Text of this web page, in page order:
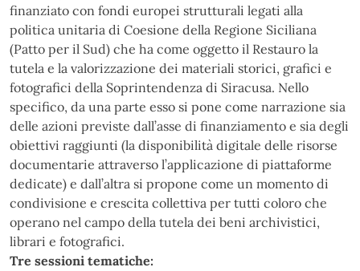
finanziato con fondi europei strutturali legati alla
politica unitaria di Coesione della Regione Siciliana
(Patto per il Sud) che ha come oggetto il Restauro la
tutela e la valorizzazione dei materiali storici, grafici e
fotografici della Soprintendenza di Siracusa. Nello
specifico, da una parte esso si pone come narrazione sia
delle azioni previste dall’asse di finanziamento e sia degli
obiettivi raggiunti (la disponibilità digitale delle risorse
documentarie attraverso l’applicazione di piattaforme
dedicate) e dall’altra si propone come un momento di
condivisione e crescita collettiva per tutti coloro che
operano nel campo della tutela dei beni archivistici,
librari e fotografici.
Tre sessioni tematiche: